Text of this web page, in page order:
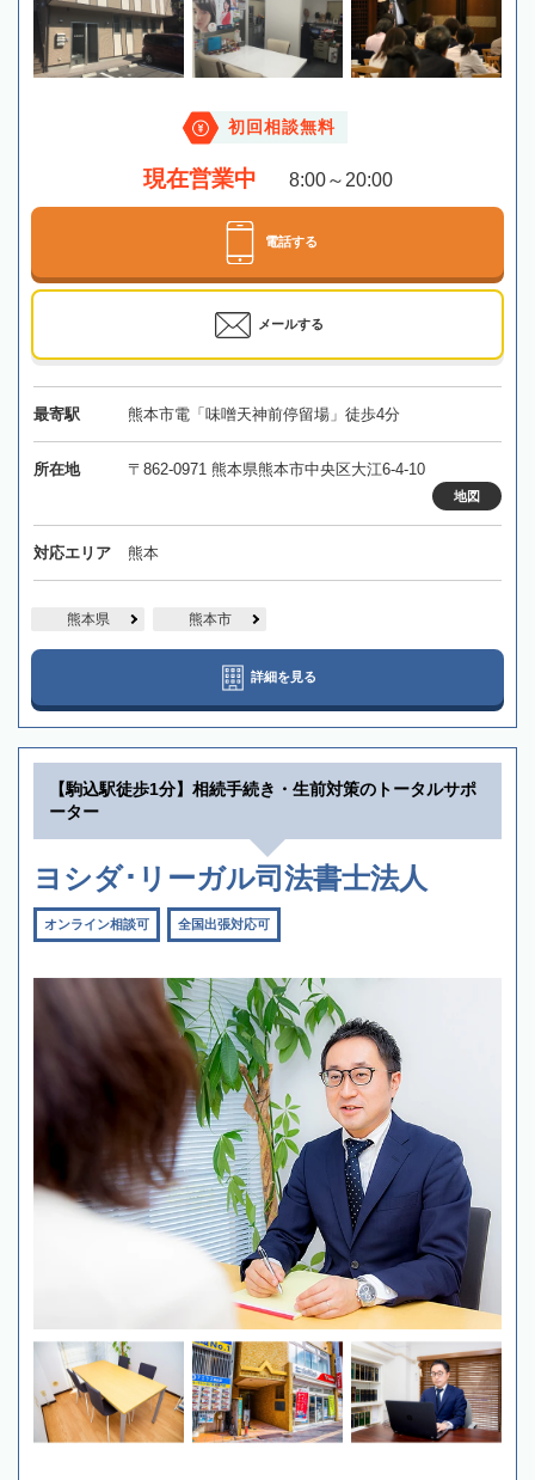
初回相談無料
現在営業中 8:00～20:00
電話する
メールする
最寄駅 熊本市電「味噌天神前停留場」徒歩4分
所在地 〒862-0971 熊本県熊本市中央区大江6-4-10
地図
対応エリア 熊本
熊本県 熊本市
詳細を見る
【駒込駅徒歩1分】相続手続き・生前対策のトータルサポ
ーター
ヨシダ･リーガル司法書士法人
オンライン相談可 全国出張対応可